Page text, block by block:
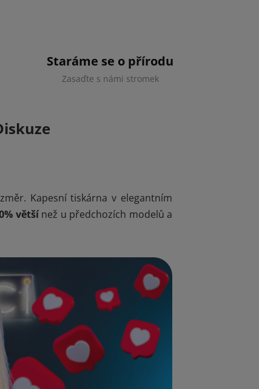
Staráme se o přírodu
Zasaďte s námi stromek
Kapesní tiskárna v elegantním
většínež u předchozích modelů a